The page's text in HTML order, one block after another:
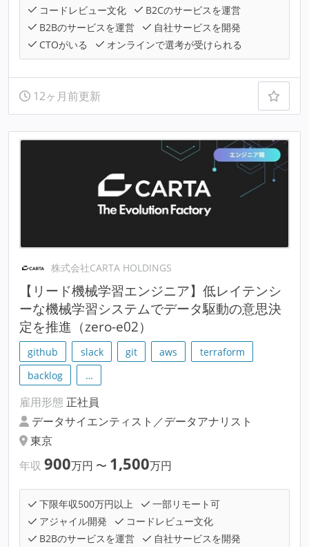
コードレビュー文化
B2Cのサービスを運営
B2Bのサービスを運営
自社サービスを開発
CTOがいる
オンラインで選考が受けられる
12ヶ月前更新
株式会社CARTA HOLDINGS
【リード機械学習エンジニア】低レイテンシ
ーな機械学習システムでデータ駆動の意思決
定を推進（zero-e02）
github slack git aws
terraform
backlog
…
雇用形態 正社員
データサイエンティスト／データアナリスト
東京
年収 900万円 〜 1,500万円
下限年収500万円以上
一部リモート可
アジャイル開発
コードレビュー文化
B2Bのサービスを運営
自社サービスを開発